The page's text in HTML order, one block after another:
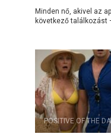
Minden nő, akivel az
következő találkozást
POSITIVE OF THE